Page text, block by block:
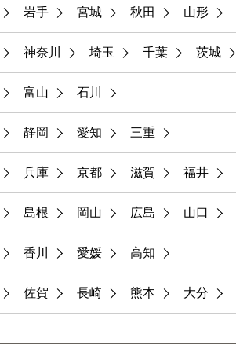
岩手 宮城 秋田 山形
神奈川 埼玉 千葉 茨城
富山 石川
静岡 愛知 三重
兵庫 京都 滋賀 福井
島根 岡山 広島 山口
香川 愛媛 高知
佐賀 長崎 熊本 大分